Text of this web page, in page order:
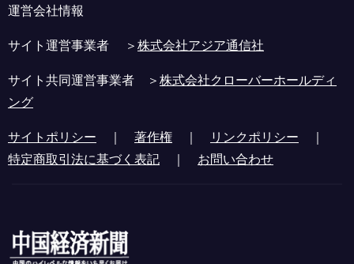
運営会社情報
サイト運営事業者 ＞株式会社アジア通信社
サイト共同運営事業者 ＞株式会社クローバーホールディ
ング
サイトポリシー ｜ 著作権 ｜ リンクポリシー ｜
特定商取引法に基づく表記 ｜ お問い合わせ